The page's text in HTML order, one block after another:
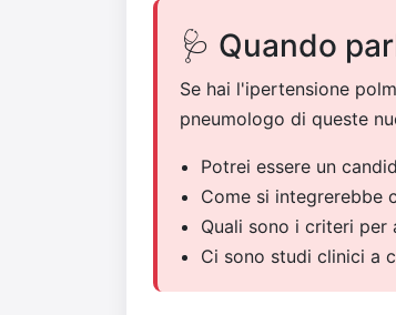
🩺 Quando
Se hai l'ipertensione
pneumologo di queste
Potrei essere un
Come si integrerebbe
Quali sono i criteri per
Ci sono studi clinici a